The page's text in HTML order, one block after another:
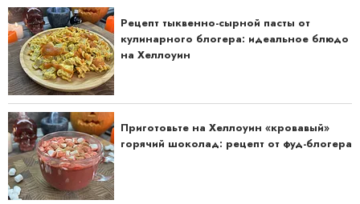
Рецепт тыквенно-сырной пасты от
кулинарного блогера: идеальное блюдо
на Хеллоуин
Приготовьте на Хеллоуин «кровавый»
горячий шоколад: рецепт от фуд-блогера